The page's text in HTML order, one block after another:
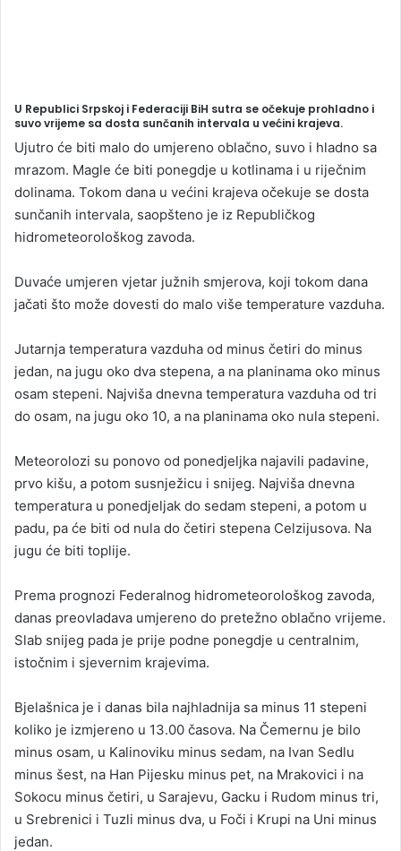
U Republici Srpskoj i Federaciji BiH sutra se očekuje prohladno i
suvo vrijeme sa dosta sunčanih intervala u većini krajeva.
Ujutro će biti malo do umjereno oblačno, suvo i hladno sa
mrazom. Magle će biti ponegdje u kotlinama i u riječnim
dolinama. Tokom dana u većini krajeva očekuje se dosta
sunčanih intervala, saopšteno je iz Republičkog
hidrometeorološkog zavoda.
Duvaće umjeren vjetar južnih smjerova, koji tokom dana
jačati što može dovesti do malo više temperature vazduha.
Jutarnja temperatura vazduha od minus četiri do minus
jedan, na jugu oko dva stepena, a na planinama oko minus
osam stepeni. Najviša dnevna temperatura vazduha od tri
do osam, na jugu oko 10, a na planinama oko nula stepeni.
Meteorolozi su ponovo od ponedjeljka najavili padavine,
prvo kišu, a potom susnježicu i snijeg. Najviša dnevna
temperatura u ponedjeljak do sedam stepeni, a potom u
padu, pa će biti od nula do četiri stepena Celzijusova. Na
jugu će biti toplije.
Prema prognozi Federalnog hidrometeorološkog zavoda,
danas preovladava umjereno do pretežno oblačno vrijeme.
Slab snijeg pada je prije podne ponegdje u centralnim,
istočnim i sjevernim krajevima.
Bjelašnica je i danas bila najhladnija sa minus 11 stepeni
koliko je izmjereno u 13.00 časova. Na Čemernu je bilo
minus osam, u Kalinoviku minus sedam, na Ivan Sedlu
minus šest, na Han Pijesku minus pet, na Mrakovici i na
Sokocu minus četiri, u Sarajevu, Gacku i Rudom minus tri,
u Srebrenici i Tuzli minus dva, u Foči i Krupi na Uni minus
jedan.